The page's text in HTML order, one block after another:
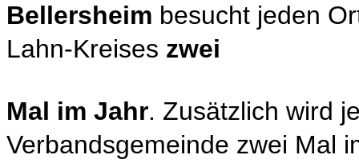
Bellersheim besucht jeden
Lahn-Kreises zwei
Mal im Jahr. Zusätzlich wird
Verbandsgemeinde zwei Mal